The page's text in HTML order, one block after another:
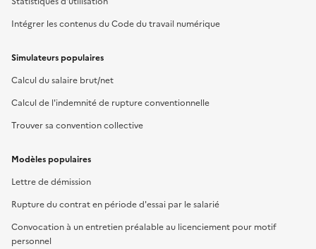
Intégrer les contenus du Code du travail numérique
Simulateurs populaires
Calcul du salaire brut/net
Calcul de l'indemnité de rupture conventionnelle
Trouver sa convention collective
Modèles populaires
Lettre de démission
Rupture du contrat en période d'essai par le salarié
Convocation à un entretien préalable au licenciement pour motif
personnel